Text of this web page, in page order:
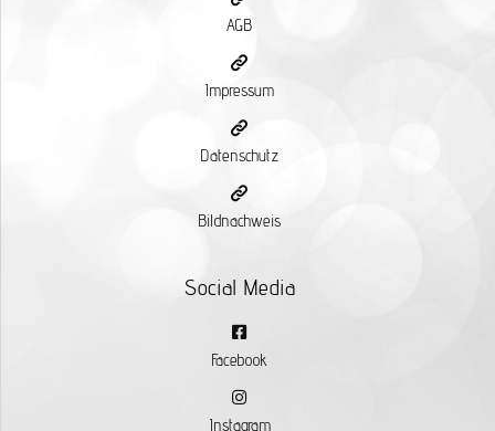
AGB
Impressum
Datenschutz
Bildnachweis
Social Media
Facebook
Instagram